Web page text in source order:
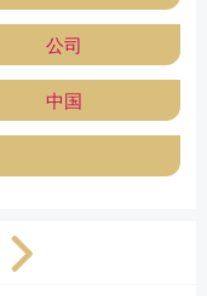
公司
中国